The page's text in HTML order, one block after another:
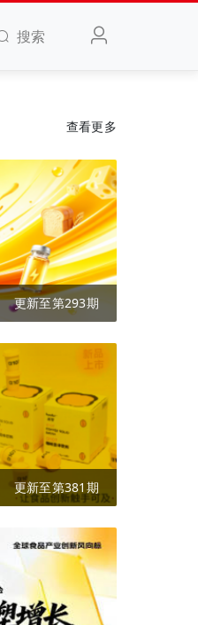
搜索
查看更多
更新至第293期
更新至第381期